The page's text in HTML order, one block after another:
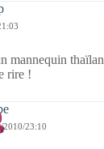
mannequin
rire !
2010/23:10